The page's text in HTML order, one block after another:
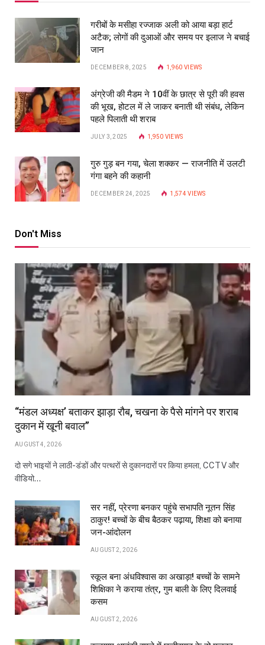
गरीबों के मसीहा रज्‍जाक अली को आया बड़ा हार्ट
अटैक; लोगों की दुआओं और समय पर इलाज ने बचाई
जान
DECEMBER 8, 2025 1,960 VIEWS
अंग्रेजी की मैडम ने 10वीं के छात्र से पूरी की हवस
की भूख, होटल में ले जाकर बनाती थी संबंध, लेकिन
पहले पिलाती थी शराब
JULY 3, 2025 1,950 VIEWS
गुरु गुड़ बन गया, चेला शक्कर — राजनीति में उलटी
गंगा बहने की कहानी
DECEMBER 24, 2025 1,574VIEWS
Don't Miss
“मंडल अध्यक्ष’ बताकर झाड़ा रौब, चखना के पैसे मांगने पर शराब
दुकान में खूनी बवाल”
AUGUST 4, 2026
दो सगे भाइयों ने लाठी-डंडों और पत्थरों से दुकानदारों पर किया हमला, CCTV और
वीडियो…
सर नहीं, प्रेरणा बनकर पहुंचे सभापति नूतन सिंह
ठाकुर! बच्चों के बीच बैठकर पढ़ाया, शिक्षा को बनाया
जन-आंदोलन
AUGUST 2, 2026
स्कूल बना अंधविश्वास का अखाड़ा! बच्चों के सामने
शिक्षिका ने कराया तंत्र, गुम बाली के लिए दिलवाई
कसम
AUGUST 2, 2026